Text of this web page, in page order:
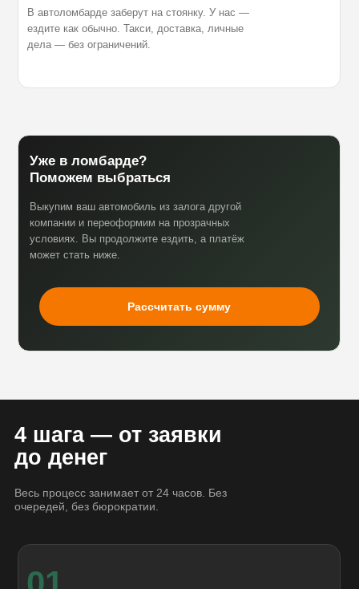
В автоломбарде заберут на стоянку. У нас —
ездите как обычно. Такси, доставка, личные
дела — без ограничений.
Уже в ломбарде?
Поможем выбраться
Выкупим ваш автомобиль из залога другой
компании и переоформим на прозрачных
условиях. Вы продолжите ездить, а платёж
может стать ниже.
Рассчитать сумму
4 шага — от заявки
до денег
Весь процесс занимает от 24 часов. Без
очередей, без бюрократии.